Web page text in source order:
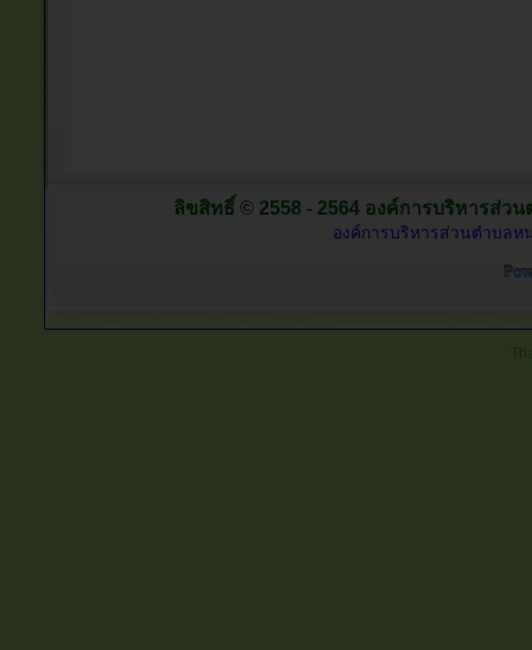
ลิขสิทธิ์ © 2558 - 2564 องค์การบริหารส่ว
องค์การบริหารส่วนตำบลห